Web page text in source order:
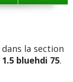
dans la section
1.5 bluehdi 75.